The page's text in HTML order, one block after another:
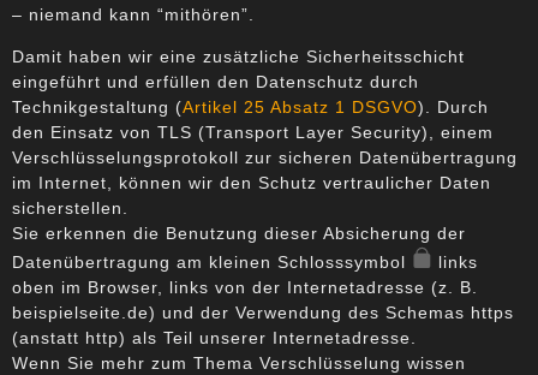
– niemand kann “mithören”.
Damit haben wir eine zusätzliche Sicherheitsschicht
eingeführt und erfüllen den Datenschutz durch
Technikgestaltung (Artikel 25 Absatz 1 DSGVO). Durch
den Einsatz von TLS (Transport Layer Security), einem
Verschlüsselungsprotokoll zur sicheren Datenübertragung
im Internet, können wir den Schutz vertraulicher Daten
sicherstellen.
Sie erkennen die Benutzung dieser Absicherung der
Datenübertragung am kleinen Schlosssymbol
links
oben im Browser, links von der Internetadresse (z. B.
beispielseite.de) und der Verwendung des Schemas https
(anstatt http) als Teil unserer Internetadresse.
Wenn Sie mehr zum Thema Verschlüsselung wissen